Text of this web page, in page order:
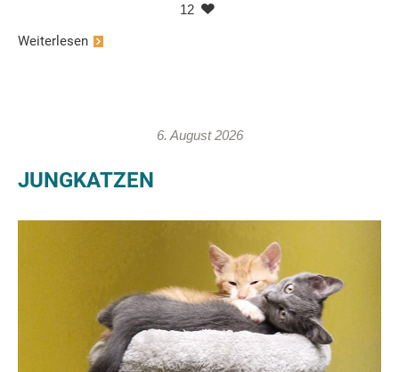
12
Weiterlesen
6. August 2026
JUNGKATZEN